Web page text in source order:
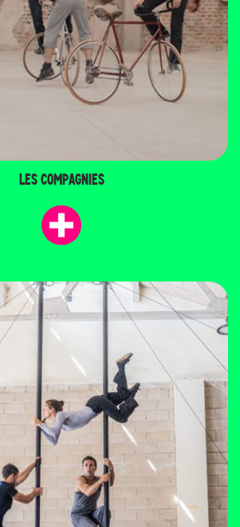
LES COMPAGNIES